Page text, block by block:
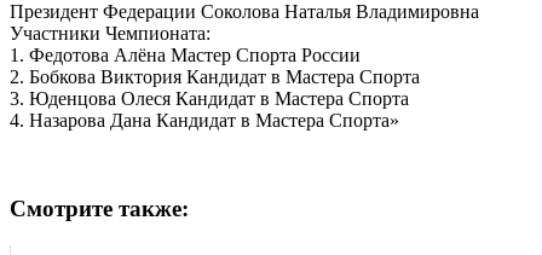
Президент Федерации Соколова Наталья Владимировна
Участники Чемпионата:
1. Федотова Алёна Мастер Спорта России
2. Бобкова Виктория Кандидат в Мастера Спорта
3. Юденцова Олеся Кандидат в Мастера Спорта
4. Назарова Дана Кандидат в Мастера Спорта»
Смотрите также: